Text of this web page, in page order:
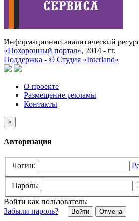
Информационно-аналитический
«Похоронный портал», 2014 - гг.
Поддержка - © Cтудия «Interland»
О проекте
Размещение рекламы
Контакты
×
Авторизация
Логин:
Пароль:
Войти как пользователь:
Забыли пароль?
Отмена